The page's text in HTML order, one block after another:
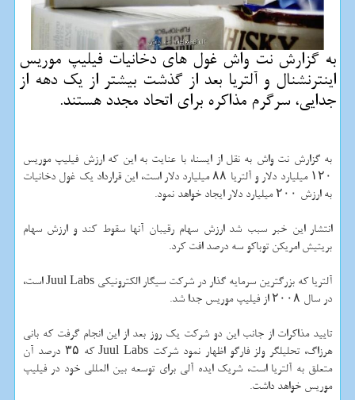
به گزارش نت واش غول های دخانیات فیلیپ موریس
اینترنشنال و آلتریا بعد از گذشت بیشتر از یك دهه از
جدایی، سرگرم مذاكره برای اتحاد مجدد هستند.
به گزارش نت واش به نقل از ایسنا، با عنایت به این كه ارزش فیلیپ موریس
۱۲۰ میلیارد دلار و آلتریا ۸۸ میلیارد دلار است، این قرارداد یك غول دخانیات
به ارزش ۲۰۰ میلیارد دلار ایجاد خواهد نمود.
انتشار این خبر سبب شد ارزش سهام رقیبان آنها سقوط كند و ارزش سهام
بریتیش امریكن توباكو سه درصد افت كرد.
آلتریا كه بزرگترین سرمایه گذار در شركت سیگار الكترونیكی Juul Labs است،
در سال ۲۰۰۸ از فیلیپ موریس جدا شد.
تایید مذاكرات از جانب این دو شركت یك روز بعد از این انجام گرفت كه بانی
هرزاگ، تحلیلگر ولز فارگو اظهار نمود شركت Juul Labs كه ۳۵ درصد آن
متعلق به آلتریا است، شریك ایده آلی برای توسعه بین المللی خود در فیلیپ
موریس خواهد داشت.